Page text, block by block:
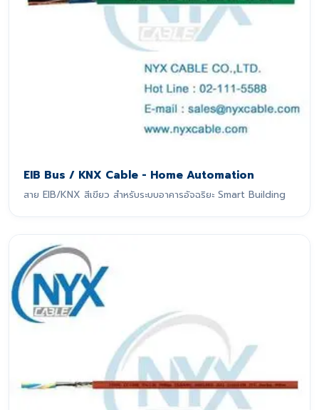
EIB Bus / KNX Cable - Home Automation
สาย EIB/KNX สีเขียว สำหรับระบบอาคารอัจฉริยะ Smart Building